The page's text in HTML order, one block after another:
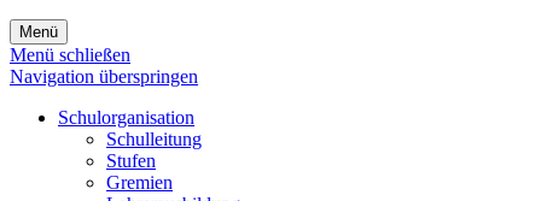
Menü
Menü schließen
Navigation überspringen
Schulorganisation
Schulleitung
Stufen
Gremien